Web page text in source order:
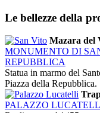
Le bellezze della
Mazara del
MONUMENTO DI
REPUBBLICA
Statua in marmo del
Piazza della Repubblica.
PALAZZO